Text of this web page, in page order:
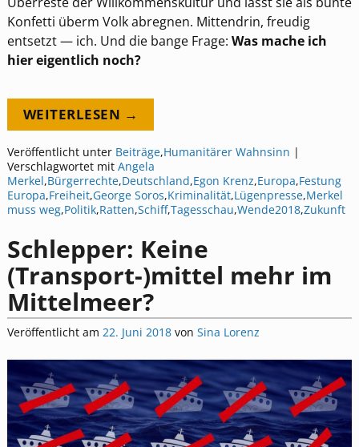
Konfetti überm Volk abregnen. Mittendrin, freudig
entsetzt — ich. Und die bange Frage: Was mache ich
hier eigentlich noch?
WEITERLESEN →
Veröffentlicht unter Beiträge,Humanitärer Wahnsinn |
Verschlagwortet mit Angela
Merkel,Bürgerrechte,Deutschland,Egon Krenz,Europa,Festung
Europa,Freiheit,George Soros,Kriminalität,Lügenpresse,Merkel
muss weg,Politik,Ratten,Schiff,Tagesschau,Wende2018,Zukunft
Schlepper: Keine
(Transport-)mittel mehr im
Mittelmeer?
Veröffentlicht am 22. Juni 2018 von Sina Lorenz